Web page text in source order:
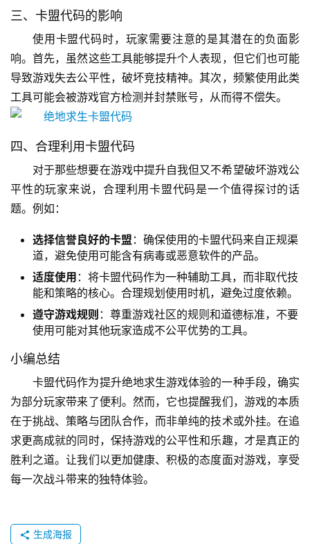
三、卡盟代码的影响
使用卡盟代码时，玩家需要注意的是其潜在的负面影
响。首先，虽然这些工具能够提升个人表现，但它们也可能
导致游戏失去公平性，破坏竞技精神。其次，频繁使用此类
工具可能会被游戏官方检测并封禁账号，从而得不偿失。
四、合理利用卡盟代码
对于那些想要在游戏中提升自我但又不希望破坏游戏公
平性的玩家来说，合理利用卡盟代码是一个值得探讨的话
题。例如：
选择信誉良好的卡盟 ：确保使用的卡盟代码来自正规渠
道，避免使用可能含有病毒或恶意软件的产品。
适度使用 ：将卡盟代码作为一种辅助工具，而非取代技
能和策略的核心。合理规划使用时机，避免过度依赖。
遵守游戏规则 ：尊重游戏社区的规则和道德标准，不要
使用可能对其他玩家造成不公平优势的工具。
小编总结
卡盟代码作为提升绝地求生游戏体验的一种手段，确实
为部分玩家带来了便利。然而，它也提醒我们，游戏的本质
在于挑战、策略与团队合作，而非单纯的技术或外挂。在追
求更高成就的同时，保持游戏的公平性和乐趣，才是真正的
胜利之道。让我们以更加健康、积极的态度面对游戏，享受
每一次战斗带来的独特体验。
生成海报